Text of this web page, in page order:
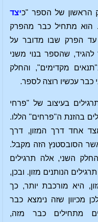
הראשון של הספר "כיצד
הוא מתחיל כבר מהפרק
עד הפרק שבו מדובר על
שהספר בנוי משני
מקדימים", והחלק
כבר עכשיו רוצה לספר.
בעיצוב של "פרחי
בהזנת ה"פרחים" הללו.
אחד דרך המזון, דרך
הסובסטנץ הזה מקבל.
השני, אלה תרגילים
הנותנים מזון. ובכן,
היא מורכבת יותר, כך
מכיוון שזה נימצא כבר
מתחילים כבר מזה,